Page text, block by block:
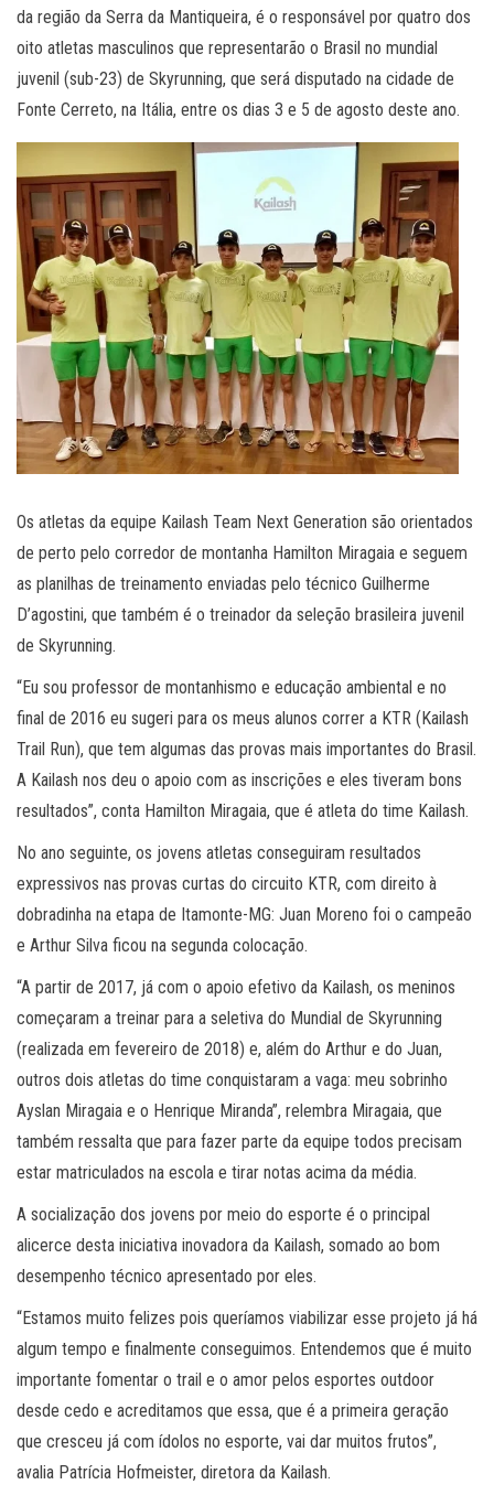
da região da Serra da Mantiqueira, é o responsável por quatro dos
oito atletas masculinos que representarão o Brasil no mundial
juvenil (sub-23) de Skyrunning, que será disputado na cidade de
Fonte Cerreto, na Itália, entre os dias 3 e 5 de agosto deste ano.
Os atletas da equipe Kailash Team Next Generation são orientados
de perto pelo corredor de montanha Hamilton Miragaia e seguem
as planilhas de treinamento enviadas pelo técnico Guilherme
D’agostini, que também é o treinador da seleção brasileira juvenil
de Skyrunning.
“Eu sou professor de montanhismo e educação ambiental e no
final de 2016 eu sugeri para os meus alunos correr a KTR (Kailash
Trail Run), que tem algumas das provas mais importantes do Brasil.
A Kailash nos deu o apoio com as inscrições e eles tiveram bons
resultados”, conta Hamilton Miragaia, que é atleta do time Kailash.
No ano seguinte, os jovens atletas conseguiram resultados
expressivos nas provas curtas do circuito KTR, com direito à
dobradinha na etapa de Itamonte-MG: Juan Moreno foi o campeão
e Arthur Silva ficou na segunda colocação.
“A partir de 2017, já com o apoio efetivo da Kailash, os meninos
começaram a treinar para a seletiva do Mundial de Skyrunning
(realizada em fevereiro de 2018) e, além do Arthur e do Juan,
outros dois atletas do time conquistaram a vaga: meu sobrinho
Ayslan Miragaia e o Henrique Miranda”, relembra Miragaia, que
também ressalta que para fazer parte da equipe todos precisam
estar matriculados na escola e tirar notas acima da média.
A socialização dos jovens por meio do esporte é o principal
alicerce desta iniciativa inovadora da Kailash, somado ao bom
desempenho técnico apresentado por eles.
“Estamos muito felizes pois queríamos viabilizar esse projeto já há
algum tempo e finalmente conseguimos. Entendemos que é muito
importante fomentar o trail e o amor pelos esportes outdoor
desde cedo e acreditamos que essa, que é a primeira geração
que cresceu já com ídolos no esporte, vai dar muitos frutos”,
avalia Patrícia Hofmeister, diretora da Kailash.